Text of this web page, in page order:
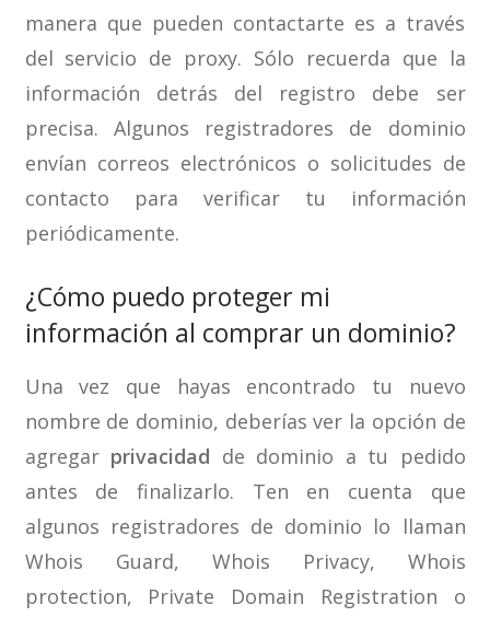
manera que pueden contactarte es a través
del servicio de proxy. Sólo recuerda que la
información detrás del registro debe ser
precisa. Algunos registradores de dominio
envían correos electrónicos o solicitudes de
contacto para verificar tu información
periódicamente.
¿Cómo puedo proteger mi
información al comprar un dominio?
Una vez que hayas encontrado tu nuevo
nombre de dominio, deberías ver la opción de
agregar privacidad de dominio a tu pedido
antes de finalizarlo. Ten en cuenta que
algunos registradores de dominio lo llaman
Whois Guard, Whois Privacy, Whois
protection, Private Domain Registration o